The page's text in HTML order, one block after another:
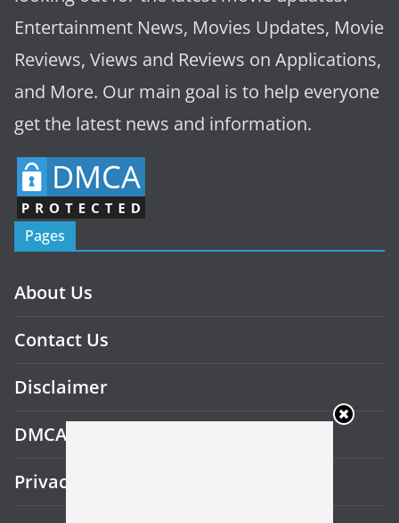
Entertainment News, Movies Updates, Movie
Reviews, Views and Reviews on Applications,
and More. Our main goal is to help everyone
get the latest news and information.
Pages
About Us
Contact Us
Disclaimer
DMCA
Privacy Policy